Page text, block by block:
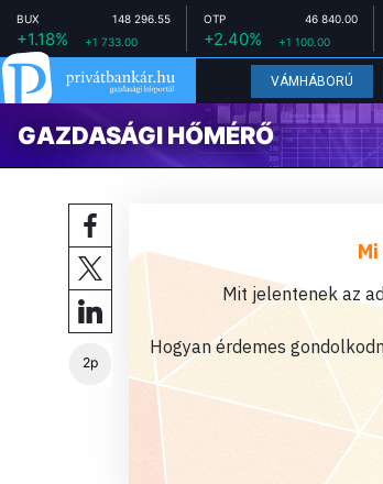
BUX 148 296.55
+1.18% +1 733.00
OTP 46 840.00
+2.40% +1 100.00
VÁMHÁBORÚ
GAZDASÁGI HŐMÉRŐ
2p
Mit jelentenek az
Hogyan érdemes